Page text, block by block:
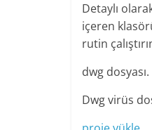
Detaylı
içeren
rutin
dwg dosyası.
Dwg virüs